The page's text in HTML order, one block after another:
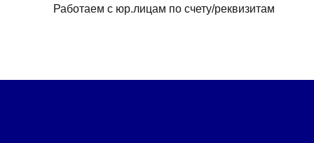
Работаем с юр.лицам по счету/реквизитам